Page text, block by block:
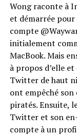
Wong raconte à
et démarrée
compte
initialement
MacBook. Mais
à propos d’elle
Twitter de haut
ont empêché
piratés. Ensuite,
Twitter et son
compte à un